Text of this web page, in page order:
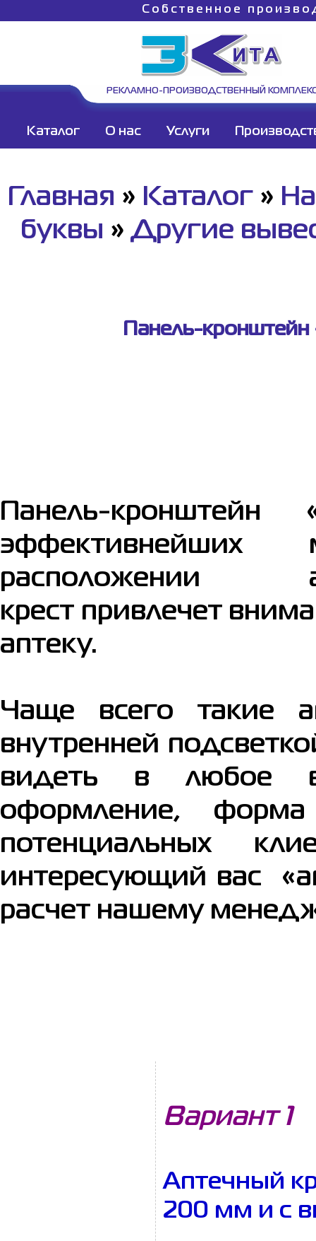
Собственное
РЕКЛАМНО-ПРОИЗВОДСТВЕННЫЙ
Каталог О нас Услуги
Главная » Каталог»
буквы »Другие
Панель-кронштейн
Панель-кронштейн
эффективнейших
расположении
крест привлечет
аптеку.
Чаще всего такие
внутренней
видеть в любое
оформление,
потенциальных
интересующий вас
расчет нашему
Вариант 1
Аптечный
200 мм и с